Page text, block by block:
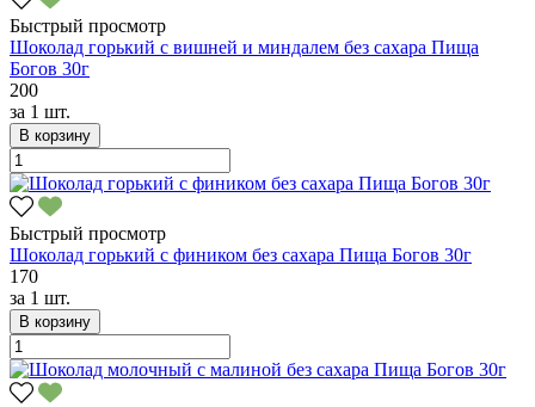
Быстрый просмотр
Шоколад горький с вишней и миндалем без сахара Пища
Богов 30г
200
за 1 шт.
В корзину
Быстрый просмотр
Шоколад горький с фиником без сахара Пища Богов 30г
170
за 1 шт.
В корзину